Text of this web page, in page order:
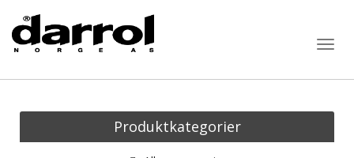
Produktkategorier